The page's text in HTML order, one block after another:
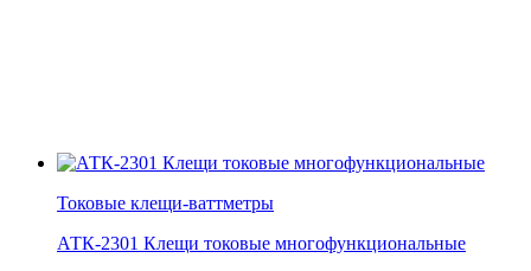
Токовые клещи-ваттметры
АТК-2301 Клещи токовые многофункциональные